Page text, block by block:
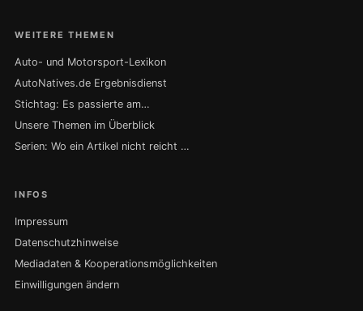
WEITERE THEMEN
Auto- und Motorsport-Lexikon
AutoNatives.de Ergebnisdienst
Stichtag: Es passierte am…
Unsere Themen im Überblick
Serien: Wo ein Artikel nicht reicht …
INFOS
Impressum
Datenschutzhinweise
Mediadaten & Kooperationsmöglichkeiten
Einwilligungen ändern